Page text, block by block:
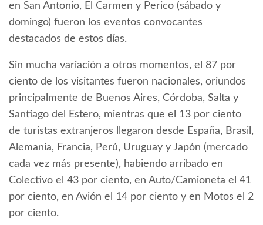
en San Antonio, El Carmen y Perico (sábado y
domingo) fueron los eventos convocantes
destacados de estos días.
Sin mucha variación a otros momentos, el 87 por
ciento de los visitantes fueron nacionales, oriundos
principalmente de Buenos Aires, Córdoba, Salta y
Santiago del Estero, mientras que el 13 por ciento
de turistas extranjeros llegaron desde España, Brasil,
Alemania, Francia, Perú, Uruguay y Japón (mercado
cada vez más presente), habiendo arribado en
Colectivo el 43 por ciento, en Auto/Camioneta el 41
por ciento, en Avión el 14 por ciento y en Motos el 2
por ciento.